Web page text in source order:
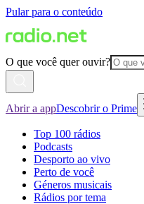
Pular para o conteúdo
O que você quer ouvir?
Abrir a appDescobrir o Prime
Top 100 rádios
Podcasts
Desporto ao vivo
Perto de você
Géneros musicais
Rádios por tema